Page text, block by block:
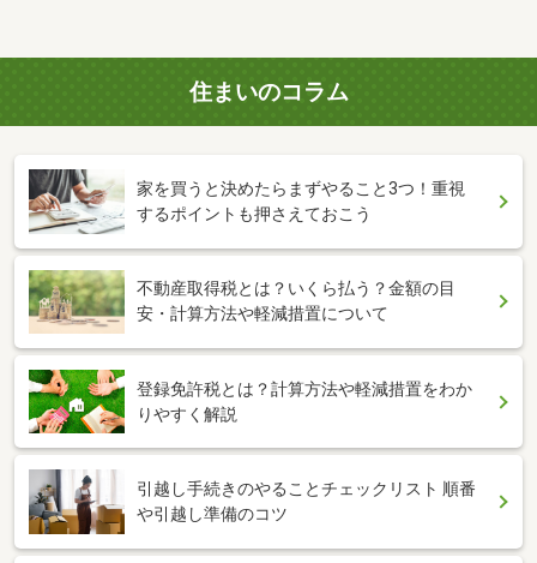
住まいのコラム
家を買うと決めたらまずやること3つ！重視
するポイントも押さえておこう
不動産取得税とは？いくら払う？金額の目
安・計算方法や軽減措置について
登録免許税とは？計算方法や軽減措置をわか
りやすく解説
引越し手続きのやることチェックリスト 順番
や引越し準備のコツ